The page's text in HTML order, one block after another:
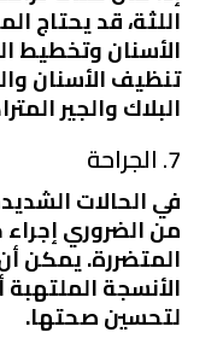
اللثة، قد يحتاج
الأسنان وتخطيط
تنظيف الأسنان
البلاك والجير
7. الجراحة
في الحالات
من الضروري
المتضررة. يمكن
الأنسجة
لتحسين صحتها.